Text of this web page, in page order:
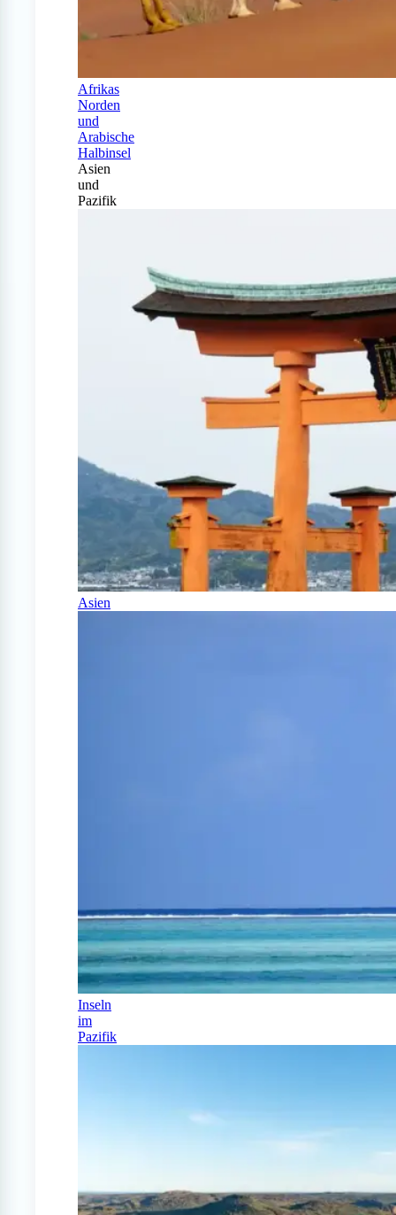
Afrikas
Norden
und
Arabische
Halbinsel
Asien
und
Pazifik
Asien
Inseln
im
Pazifik